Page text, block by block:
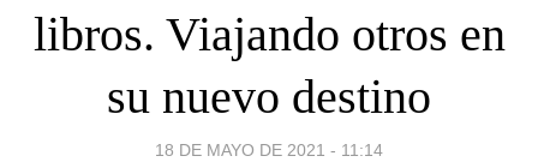
libros. Viajando otros en
su nuevo destino
18 DE MAYO DE 2021 - 11:14